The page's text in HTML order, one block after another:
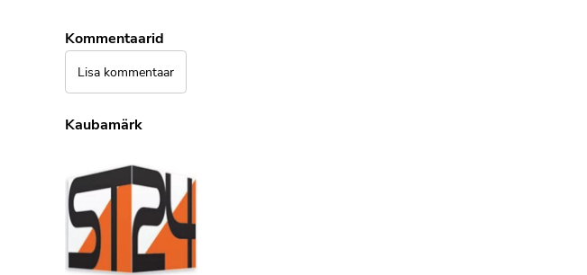
Kommentaarid
Lisa kommentaar
Kaubamärk